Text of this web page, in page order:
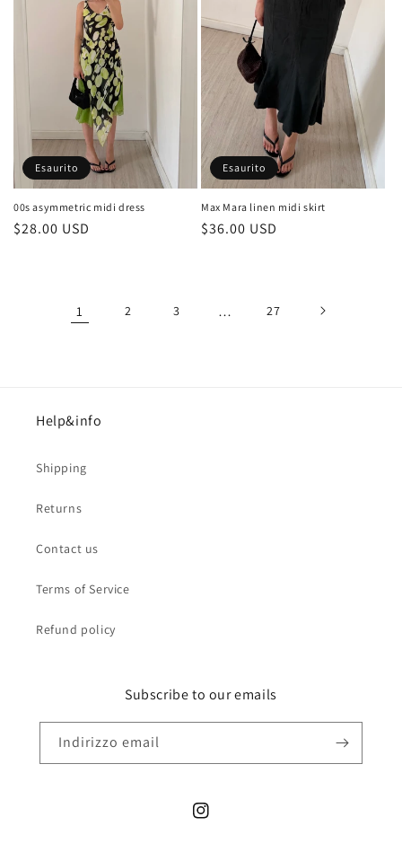
Esaurito
00s asymmetric midi dress
Prezzo
$28.00 USD
Esaurito
Max Mara linen midi skirt
Prezzo
$36.00 USD
1 2 3 … 27
Help&info
Shipping
Returns
Contact us
Terms of Service
Refund policy
Subscribe to our emails
Indirizzo email
Instagram